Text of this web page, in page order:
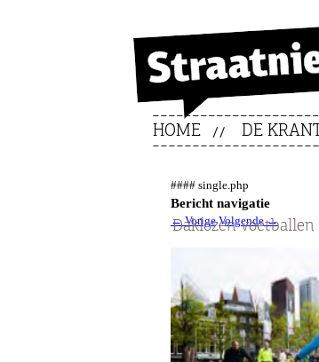
HOME DE
#### single.php
Bericht navigatie
←Vorige Volgende→
Daklozen voetballen